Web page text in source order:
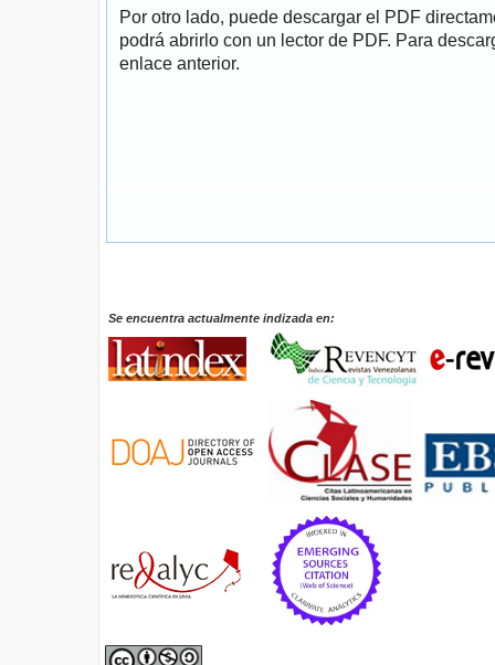
Por otro lado, puede descargar el PDF
podrá abrirlo con un lector de PDF. Para
enlace anterior.
Se encuentra actualmente indizada en: